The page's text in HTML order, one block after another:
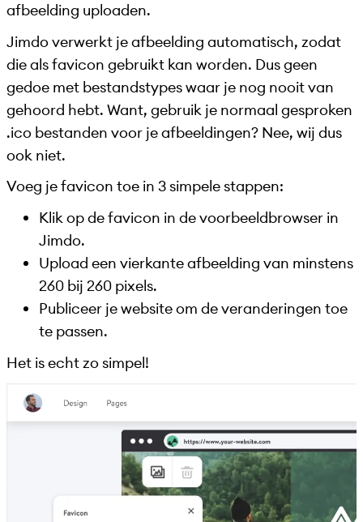
afbeelding uploaden.
Jimdo verwerkt je afbeelding automatisch, zodat
die als favicon gebruikt kan worden. Dus geen
gedoe met bestandstypes waar je nog nooit van
gehoord hebt. Want, gebruik je normaal gesproken
.ico bestanden voor je afbeeldingen? Nee, wij dus
ook niet.
Voeg je favicon toe in 3 simpele stappen:
Klik op de favicon in de voorbeeldbrowser in
Jimdo.
Upload een vierkante afbeelding van minstens
260 bij 260 pixels.
Publiceer je website om de veranderingen toe
te passen.
Het is echt zo simpel!